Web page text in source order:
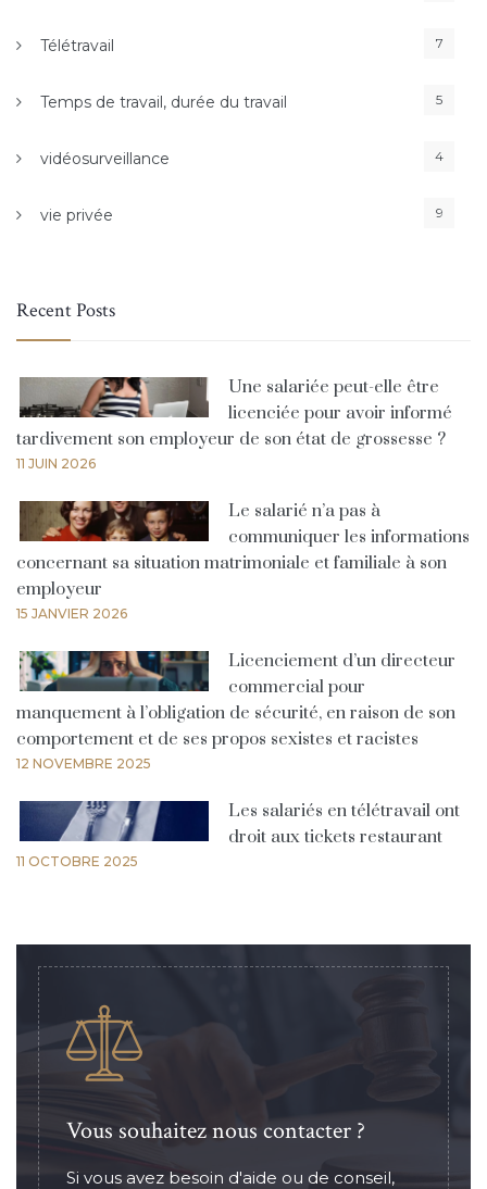
Télétravail 7
Temps de travail, durée du travail 5
vidéosurveillance 4
vie privée 9
Recent Posts
Une salariée peut-elle être
licenciée pour avoir informé
tardivement son employeur de son état de grossesse ?
11 JUIN 2026
Le salarié n’a pas à
communiquer les informations
concernant sa situation matrimoniale et familiale à son
employeur
15 JANVIER 2026
Licenciement d’un directeur
commercial pour
manquement à l’obligation de sécurité, en raison de son
comportement et de ses propos sexistes et racistes
12 NOVEMBRE 2025
Les salariés en télétravail ont
droit aux tickets restaurant
11 OCTOBRE 2025
Vous souhaitez nous contacter ?
Si vous avez besoin d'aide ou de conseil,